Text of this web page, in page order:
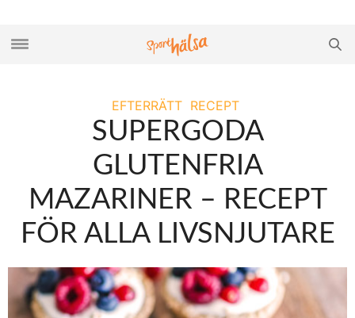
EFTERRÄTT RECEPT
SUPERGODA
GLUTENFRIA
MAZARINER – RECEPT
FÖR ALLA LIVSNJUTARE